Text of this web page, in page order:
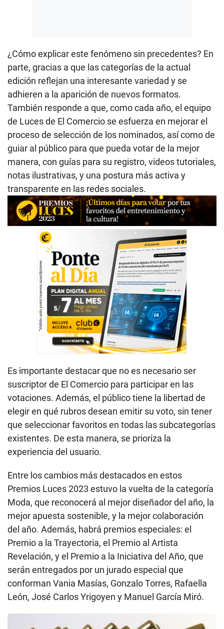
¿Cómo explicar este fenómeno sin precedentes? En
parte, gracias a que las categorías de la actual
edición reflejan una interesante variedad y se
adhieren a la aparición de nuevos formatos.
También responde a que, como cada año, el equipo
de Luces de El Comercio se esfuerza en mejorar el
proceso de selección de los nominados, así como de
guiar al público para que pueda votar de la mejor
manera, con guías para su registro, videos tutoriales,
notas ilustrativas, y una postura más activa y
transparente en las redes sociales.
Es importante destacar que no es necesario ser
suscriptor de El Comercio para participar en las
votaciones. Además, el público tiene la libertad de
elegir en qué rubros desean emitir su voto, sin tener
que seleccionar favoritos en todas las subcategorías
existentes. De esta manera, se prioriza la
experiencia del usuario.
Entre los cambios más destacados en estos
Premios Luces 2023 estuvo la vuelta de la categoría
Moda, que reconocerá al mejor diseñador del año, la
mejor apuesta sostenible, y la mejor colaboración
del año. Además, habrá premios especiales: el
Premio a la Trayectoria, el Premio al Artista
Revelación, y el Premio a la Iniciativa del Año, que
serán entregados por un jurado especial que
conforman Vania Masías, Gonzalo Torres, Rafaella
León, José Carlos Yrigoyen y Manuel García Miró.